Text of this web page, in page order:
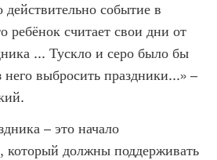
действительно событие в
ребёнок считает свои дни от
... Тускло и серо было бы
него выбросить праздники...» –
– это начало
который должны поддерживать